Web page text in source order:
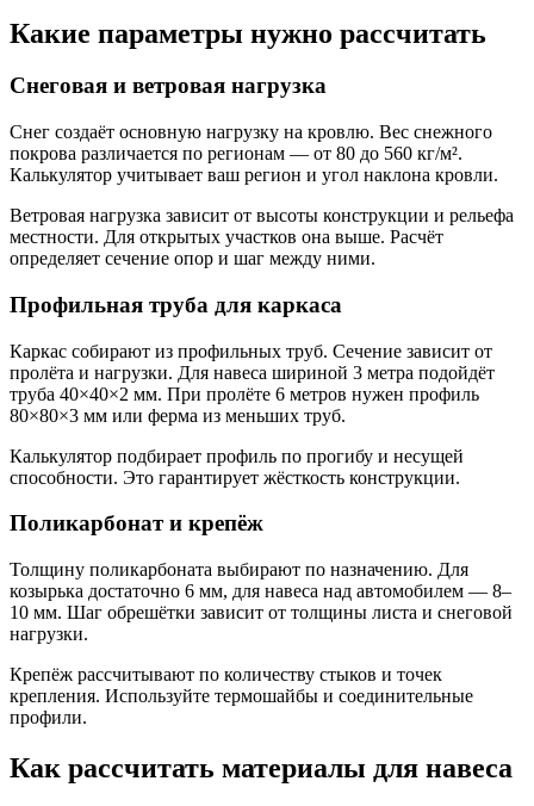
Какие параметры нужно рассчитать
Снеговая и ветровая нагрузка
Снег создаёт основную нагрузку на кровлю. Вес снежного
покрова различается по регионам — от 80 до 560 кг/м².
Калькулятор учитывает ваш регион и угол наклона кровли.
Ветровая нагрузка зависит от высоты конструкции и рельефа
местности. Для открытых участков она выше. Расчёт
определяет сечение опор и шаг между ними.
Профильная труба для каркаса
Каркас собирают из профильных труб. Сечение зависит от
пролёта и нагрузки. Для навеса шириной 3 метра подойдёт
труба 40×40×2 мм. При пролёте 6 метров нужен профиль
80×80×3 мм или ферма из меньших труб.
Калькулятор подбирает профиль по прогибу и несущей
способности. Это гарантирует жёсткость конструкции.
Поликарбонат и крепёж
Толщину поликарбоната выбирают по назначению. Для
козырька достаточно 6 мм, для навеса над автомобилем — 8–
10 мм. Шаг обрешётки зависит от толщины листа и снеговой
нагрузки.
Крепёж рассчитывают по количеству стыков и точек
крепления. Используйте термошайбы и соединительные
профили.
Как рассчитать материалы для навеса